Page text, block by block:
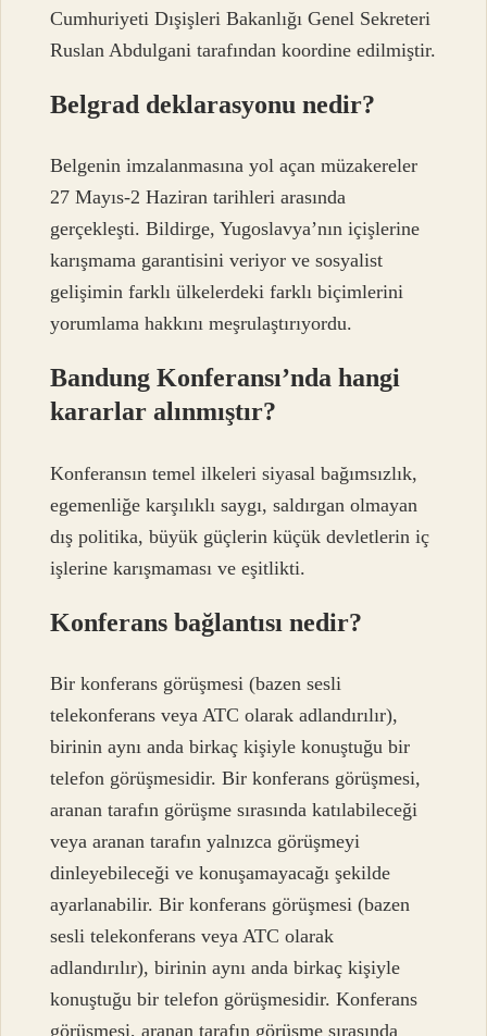
Cumhuriyeti Dışişleri Bakanlığı Genel Sekreteri
Ruslan Abdulgani tarafından koordine edilmiştir.
Belgrad deklarasyonu nedir?
Belgenin imzalanmasına yol açan müzakereler
27 Mayıs-2 Haziran tarihleri ​​arasında
gerçekleşti. Bildirge, Yugoslavya’nın içişlerine
karışmama garantisini veriyor ve sosyalist
gelişimin farklı ülkelerdeki farklı biçimlerini
yorumlama hakkını meşrulaştırıyordu.
Bandung Konferansı’nda hangi
kararlar alınmıştır?
Konferansın temel ilkeleri siyasal bağımsızlık,
egemenliğe karşılıklı saygı, saldırgan olmayan
dış politika, büyük güçlerin küçük devletlerin iç
işlerine karışmaması ve eşitlikti.
Konferans bağlantısı nedir?
Bir konferans görüşmesi (bazen sesli
telekonferans veya ATC olarak adlandırılır),
birinin aynı anda birkaç kişiyle konuştuğu bir
telefon görüşmesidir. Bir konferans görüşmesi,
aranan tarafın görüşme sırasında katılabileceği
veya aranan tarafın yalnızca görüşmeyi
dinleyebileceği ve konuşamayacağı şekilde
ayarlanabilir. Bir konferans görüşmesi (bazen
sesli telekonferans veya ATC olarak
adlandırılır), birinin aynı anda birkaç kişiyle
konuştuğu bir telefon görüşmesidir. Konferans
görüşmesi, aranan tarafın görüşme sırasında